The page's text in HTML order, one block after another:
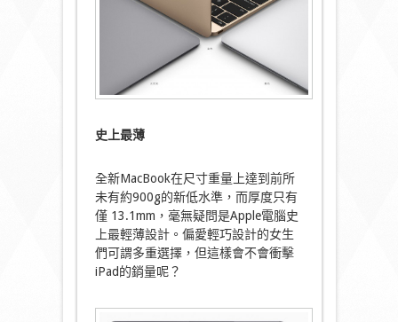
史上最薄
全新MacBook在尺寸重量上達到前所
未有約900g的新低水準，而厚度只有
僅 13.1mm，毫無疑問是Apple電腦史
上最輕薄設計。偏愛輕巧設計的女生
們可謂多重選擇，但這樣會不會衝擊
iPad的銷量呢？